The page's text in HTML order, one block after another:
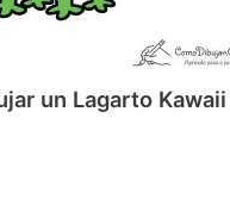
un Lagarto Kawaii